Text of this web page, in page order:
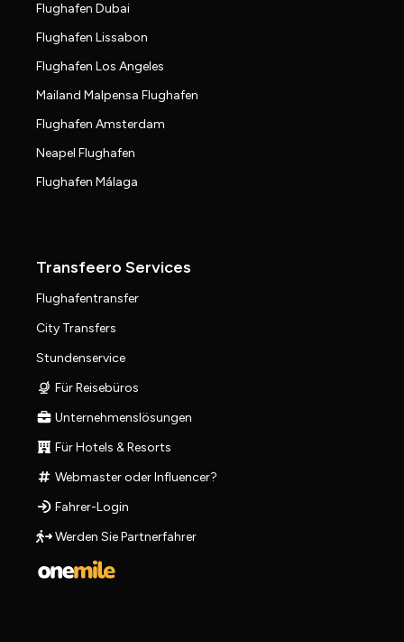
Flughafen Dubai
Flughafen Lissabon
Flughafen Los Angeles
Mailand Malpensa Flughafen
Flughafen Amsterdam
Neapel Flughafen
Flughafen Málaga
Transfeero Services
Flughafentransfer
City Transfers
Stundenservice
Für Reisebüros
Unternehmenslösungen
Für Hotels & Resorts
Webmaster oder Influencer?
Fahrer-Login
Werden Sie Partnerfahrer